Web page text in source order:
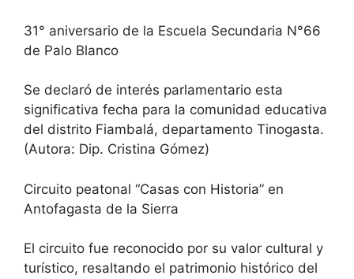
31° aniversario de la Escuela Secundaria N°66
de Palo Blanco
Se declaró de interés parlamentario esta
significativa fecha para la comunidad educativa
del distrito Fiambalá, departamento Tinogasta.
(Autora: Dip. Cristina Gómez)
Circuito peatonal “Casas con Historia” en
Antofagasta de la Sierra
El circuito fue reconocido por su valor cultural y
turístico, resaltando el patrimonio histórico del